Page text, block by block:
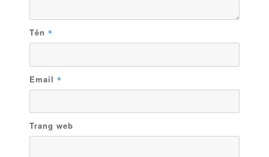
Tên *
Email *
Trang web